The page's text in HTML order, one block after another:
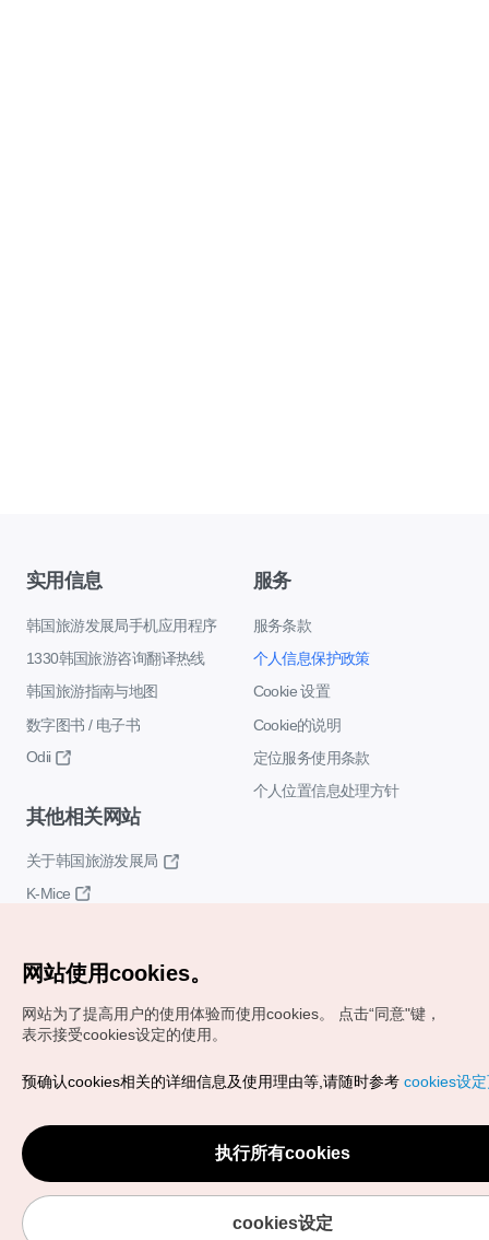
实用信息
韩国旅游发展局手机应用程序
1330韩国旅游咨询翻译热线
韩国旅游指南与地图
数字图书 / 电子书
Odii
服务
服务条款
个人信息保护政策
Cookie 设置
Cookie的说明
定位服务使用条款
个人位置信息处理方针
其他相关网站
关于韩国旅游发展局
K-Mice
Copyrights (c) 韩国旅游发展局版权所有
VISITKOREA官方邮箱
chnsim@knto.or.kr
网站使用cookies。
网站为了提高用户的使用体验而使用cookies。
点击“同意"键，
表示接受cookies设定的使用。
预确认cookies相关的详细信息及使用理由等,请随时参考 cookies设
执行所有cookies
cookies设定